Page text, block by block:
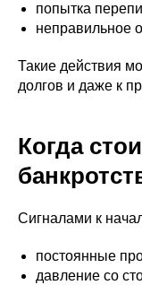
попытка
неправильное
Такие действия
долгов и даже к
Когда
Сигналами к
постоянные
давление со